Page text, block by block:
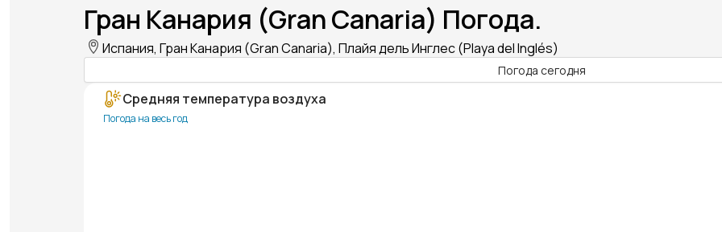
Гран Канария (Gran Canaria) Погода.
Испания, Гран Канария (Gran Canaria), Плайя дель Инглес (Playa del Inglés)
Погода сегодня
Средняя температура воздуха
Погода на весь год